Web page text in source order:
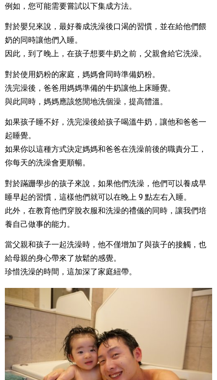
例如，您可能需要嘗試以下集成方法。
對於嬰兒來說，最好養成洗澡後口渴的習慣，並在給他們餵
奶的同時讓他們入睡。
因此，到了晚上，在孩子想要牛奶之前，父親會給它洗澡。
對於使用奶粉的家庭，媽媽會同時準備奶粉。
洗完澡後，爸爸用媽媽準備的牛奶讓他上床睡覺。
與此同時，媽媽應該悠閒地洗個澡，提高體溫。
如果孩子睡不好，洗完澡後給孩子喝溫牛奶，讓他和爸爸一
起睡覺。
如果你以這種方式決定媽媽和爸爸在洗澡前後的職責分工，
你每天的洗澡會更順暢。
對於蹣跚學步的孩子來說，如果他們洗澡，他們可以養成早
睡早起的習慣，這樣他們就可以在晚上 9 點左右入睡。
此外，在教育他們穿脫衣服和洗澡的禮儀的同時，讓我們培
養自己做事的能力。
當父親和孩子一起洗澡時，他不僅增加了與孩子的接觸，也
給母親的身心帶來了放鬆的感覺。
珍惜洗澡的時間，這加深了家庭紐帶。